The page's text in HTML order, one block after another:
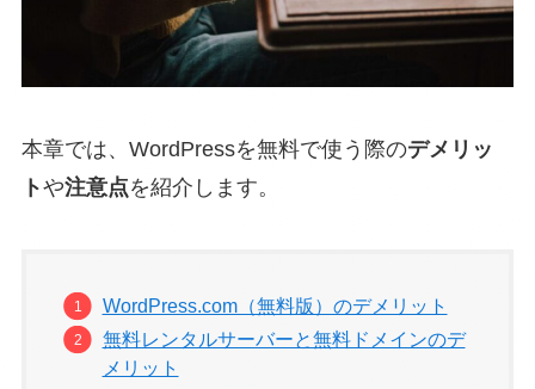
本章では、WordPressを無料で使う際のデメリッ
トや注意点を紹介します。
WordPress.com（無料版）のデメリット
無料レンタルサーバーと無料ドメインのデ
メリット